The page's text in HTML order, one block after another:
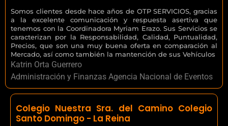
Somos clientes desde hace años de OTP SERVICIOS, gracias
a la excelente comunicación y respuesta asertiva que
tenemos con la Coordinadora Myriam Erazo. Sus Servicios se
caracterizan por la Responsabilidad, Calidad, Puntualidad,
Precios, que son una muy buena oferta en comparación al
Mercado, así como también la mantención de sus Vehículos
Katrin Orta Guerrero
Administración y Finanzas Agencia Nacional de Eventos
Colegio Nuestra Sra. del Camino Colegio
Santo Domingo - La Reina